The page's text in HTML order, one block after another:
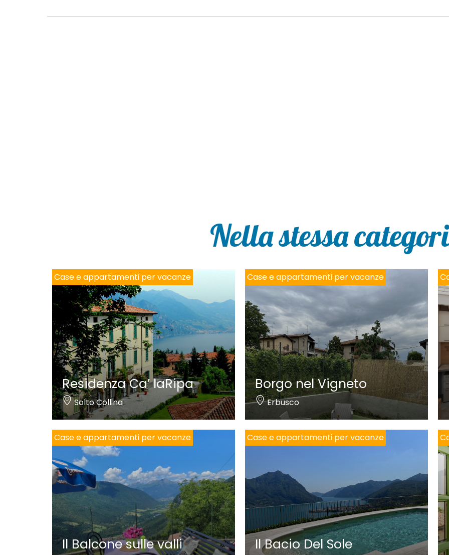
Nella stessa
Case e appartamenti per vacanze
Residenza Ca’ laRipa
Solto Collina
Case e appartamenti per vacanze
Borgo nel Vigneto
Erbusco
Case e appartamenti per vacanze
Il Balcone sulle valli
Case e appartamenti per vacanze
Il Bacio Del Sole